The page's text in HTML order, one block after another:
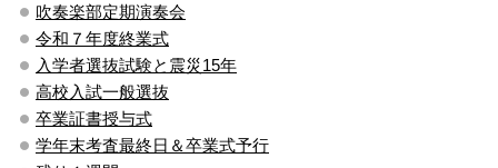
吹奏楽部定期演奏会
令和７年度終業式
入学者選抜試験と震災15年
高校入試一般選抜
卒業証書授与式
学年末考査最終日＆卒業式予行